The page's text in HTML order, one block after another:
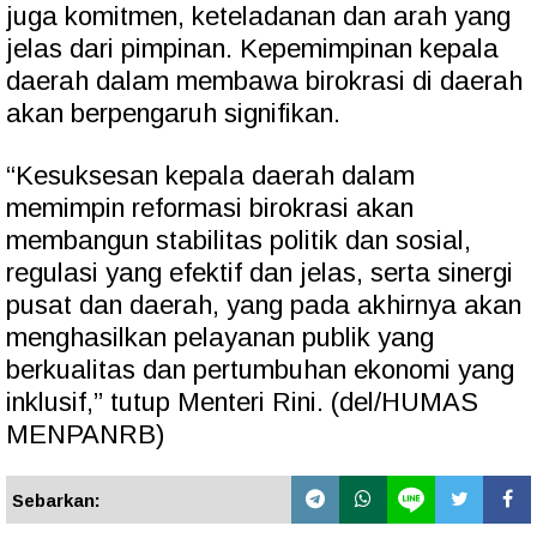
juga komitmen, keteladanan dan arah yang
jelas dari pimpinan. Kepemimpinan kepala
daerah dalam membawa birokrasi di daerah
akan berpengaruh signifikan.
“Kesuksesan kepala daerah dalam
memimpin reformasi birokrasi akan
membangun stabilitas politik dan sosial,
regulasi yang efektif dan jelas, serta sinergi
pusat dan daerah, yang pada akhirnya akan
menghasilkan pelayanan publik yang
berkualitas dan pertumbuhan ekonomi yang
inklusif,” tutup Menteri Rini. (del/HUMAS
MENPANRB)
Sebarkan: